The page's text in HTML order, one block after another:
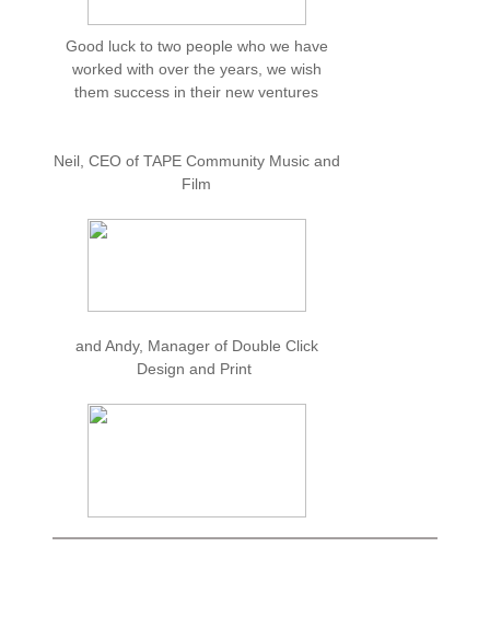
Good luck to two people who we have
worked with over the years, we wish
them success in their new ventures
Neil, CEO of TAPE Community Music and
Film
and Andy, Manager of Double Click
Design and Print